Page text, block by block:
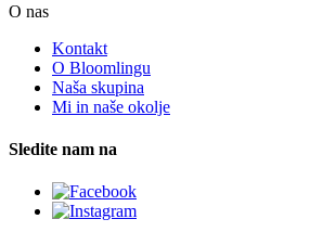
O nas
Kontakt
O Bloomlingu
Naša skupina
Mi in naše okolje
Sledite nam na